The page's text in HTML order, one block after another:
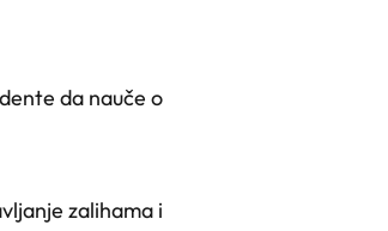
da nauče o
zalihama i